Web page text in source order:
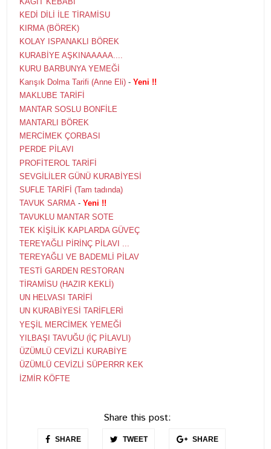
KEDİ DİLİ İLE TİRAMİSU
KIRMA (BÖREK)
KOLAY ISPANAKLI BÖREK
KURABİYE AŞKINAAAAA....
KURU BARBUNYA YEMEĞİ
Karışık Dolma Tarifi (Anne Eli) -Yeni !!
MAKLUBE TARİFİ
MANTAR SOSLU BONFİLE
MANTARLI BÖREK
MERCİMEK ÇORBASI
PERDE PİLAVI
PROFİTEROL TARİFİ
SEVGİLİLER GÜNÜ KURABİYESİ
SUFLE TARİFİ (Tam tadında)
TAVUK SARMA -Yeni !!
TAVUKLU MANTAR SOTE
TEK KİŞİLİK KAPLARDA GÜVEÇ
TEREYAĞLI PİRİNÇ PİLAVI ...
TEREYAĞLI VE BADEMLİ PİLAV
TESTİ GARDEN RESTORAN
TİRAMİSU (HAZIR KEKLİ)
UN HELVASI TARİFİ
UN KURABİYESİ TARİFLERİ
YEŞİL MERCİMEK YEMEĞİ
YILBAŞI TAVUĞU (İÇ PİLAVLI)
ÜZÜMLÜ CEVİZLİ KURABİYE
ÜZÜMLÜ CEVİZLİ SÜPERRR KEK
İZMİR KÖFTE
Share this post:
SHARE TWEET SHARE